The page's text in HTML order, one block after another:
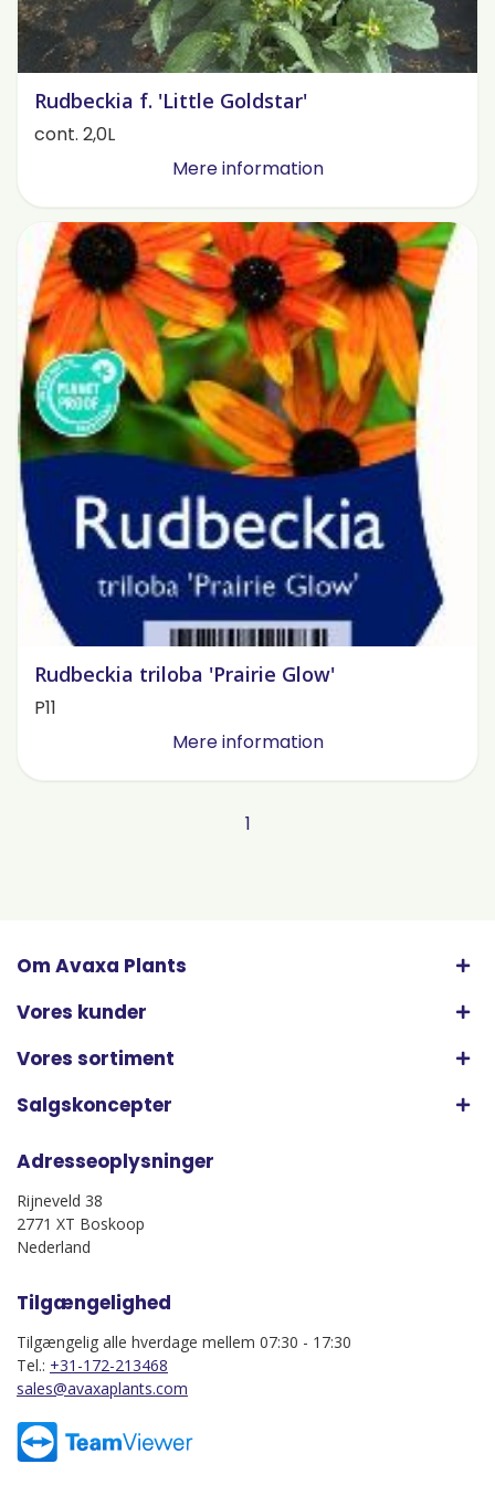
Rudbeckia f. 'Little Goldstar'
cont. 2,0L
Mere information
Rudbeckia triloba 'Prairie Glow'
P11
Mere information
1
Om Avaxa Plants
Vores kunder
Vores sortiment
Salgskoncepter
Adresseoplysninger
Rijneveld 38
2771 XT Boskoop
Nederland
Tilgængelighed
Tilgængelig alle hverdage mellem 07:30 - 17:30
Tel.: +31-172-213468
sales@avaxaplants.com